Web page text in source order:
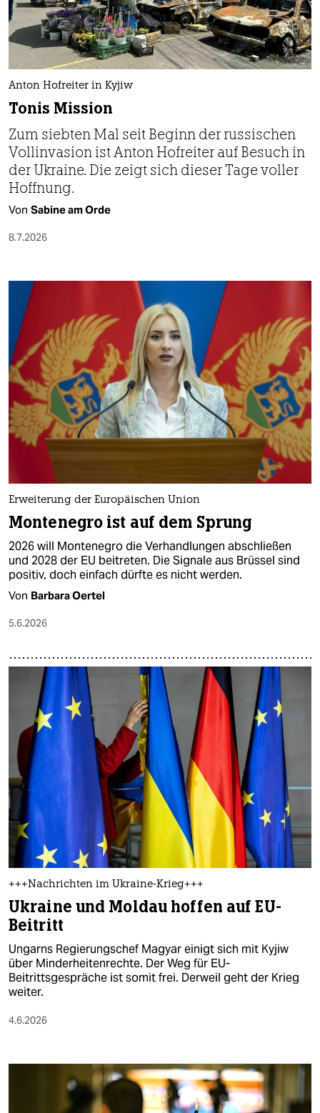
nord
wahrheit
verlag
verlag
veranstaltungen
shop
fragen & hilfe
unterstützen
genossenschaft
epaper login
Anton Hofreiter in Kyjiw
Tonis Mission
Zum siebten Mal seit Beginn der russischen
Vollinvasion ist Anton Hofreiter auf Besuch in
der Ukraine. Die zeigt sich dieser Tage voller
Hoffnung.
Von Sabine am Orde
8.7.2026
Erweiterung der Europäischen Union
Montenegro ist auf dem Sprung
2026 will Montenegro die Verhandlungen abschließen
und 2028 der EU beitreten. Die Signale aus Brüssel sind
positiv, doch einfach dürfte es nicht werden.
Von Barbara Oertel
5.6.2026
+++Nachrichten im Ukraine-Krieg+++
Ukraine und Moldau hoffen auf EU-
Beitritt
Ungarns Regierungschef Magyar einigt sich mit Kyjiw
über Minderheitenrechte. Der Weg für EU-
Beitrittsgespräche ist somit frei. Derweil geht der Krieg
weiter.
4.6.2026